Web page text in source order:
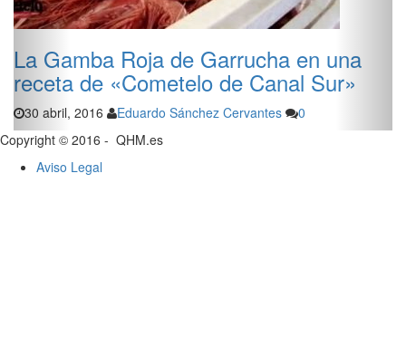
La Gamba Roja de Garrucha en una
receta de «Cometelo de Canal Sur»
30 abril, 2016 Eduardo Sánchez Cervantes 0
Copyright © 2016 - QHM.es
Aviso Legal